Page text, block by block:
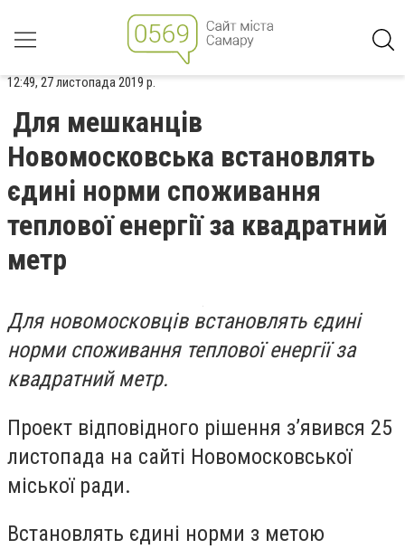
12:49, 27 листопада 2019 р.
Для мешканців
Новомосковська встановлять
єдині норми споживання
теплової енергії за квадратний
метр
Для новомосковців встановлять єдині
норми споживання теплової енергії за
квадратний метр.
Проект відповідного рішення з’явився 25
листопада на сайті Новомосковської
міської ради.
Встановлять єдині норми з метою